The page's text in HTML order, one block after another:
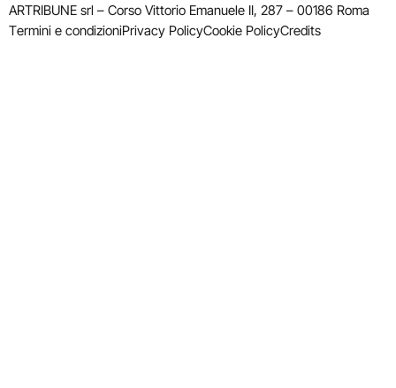
ARTRIBUNE srl – Corso Vittorio Emanuele II, 287 – 00186 Roma
Termini e condizioniPrivacy PolicyCookie PolicyCredits